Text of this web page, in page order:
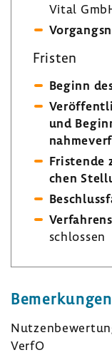
Vital
Fristen
Beginn
und
Fris­tende
chen
schlossen
Bemer­kungen
VerfO